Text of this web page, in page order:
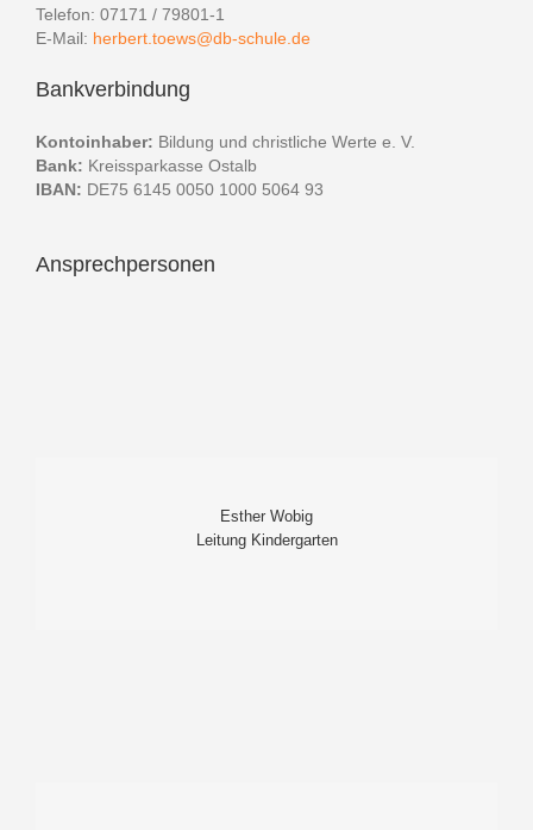
Telefon: 07171 / 79801-1
E-Mail: herbert.toews@db-schule.de
Bankverbindung
Kontoinhaber: Bildung und christliche Werte e. V.
Bank: Kreissparkasse Ostalb
IBAN: DE75 6145 0050 1000 5064 93
Ansprechpersonen
Esther Wobig
Leitung Kindergarten